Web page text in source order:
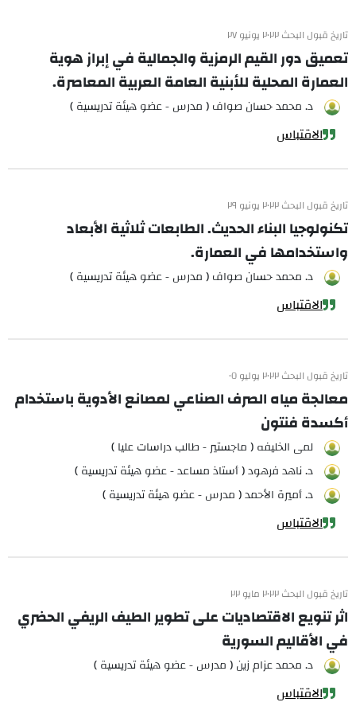
تاريخ قبول البحث ٢٠٢٢ يونيو ٢٧
تعميق دور القيم الرمزية والجمالية في إبراز هوية
العمارة المحلية للأبنية العامة العربية المعاصرة.
د. محمد حسان صواف ( مدرس - عضو هيئة تدريسية )
الاقتباس
تاريخ قبول البحث ٢٠٢٢ يونيو ٢٩
تكنولوجيا البناء الحديث. الطابعات ثلاثية الأبعاد
واستخدامها في العمارة.
د. محمد حسان صواف ( مدرس - عضو هيئة تدريسية )
الاقتباس
تاريخ قبول البحث ٢٠٢٢ يوليو ٠٥
معالجة مياه الصرف الصناعي لمصانع الأدوية باستخدام
أكسدة فنتون
لمى الخليفه ( ماجستير - طالب دراسات عليا )
د. ناهد فرهود ( أستاذ مساعد - عضو هيئة تدريسية )
د. أميرة الأحمد ( مدرس - عضو هيئة تدريسية )
الاقتباس
تاريخ قبول البحث ٢٠٢٢ مايو ٢٢
اثر تنويع الاقتصاديات على تطوير الطيف الريفي الحضري
في الأقاليم السورية
د. محمد عزام زين ( مدرس - عضو هيئة تدريسية )
الاقتباس